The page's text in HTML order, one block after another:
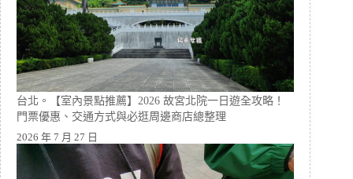
台北。【室內景點推薦】2026 故宮北院一日遊全攻略！
門票優惠、交通方式與必逛周邊商店總整理
2026 年 7 月 27 日